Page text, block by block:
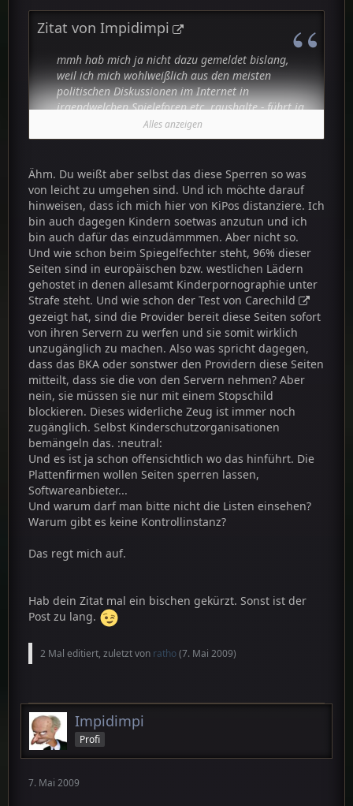
Zitat von Impidimpi
mmh hab mich ja nicht dazu gemeldet bislang,
weil ich mich wohlweißlich aus den meisten
politischen Diskussionen im Internet in
irgendwelchen Spieleforen etc. raushalte - führt ja
auch meist zu nichts (muss man einfach mal so
sagen)
Deshalb will ich auch NUN nicht eine große
Diskussion vom Damm brechen... aber eine Sache
gebe ich schon zu bedenken: Es geht ja dadrum,
Internetseiten so weit es geht zu
sperren/boykottieren/den Zugang erschweren zum
allgemeinen Schutz vor dem (wo wir uns wohl alle
einig sind) furchbaren Verbrechen der
Kinderpornographie. So. Nun das, was ich zu
bedenken gebe: was genau ist daran anders, wenn
ich diese Seiten sperre, was meiner Meinung nach
vollkommen in Ordnung ist, da das gegen ein
Gesetz verstößt, welches ich moralisch nur
befürworten kann (also Verbot von
Kinderpornographie), als die einfache Tatsache,
dass es in Deutschland verboten ist zu morden.
Ich habe extra diesen Krassen Vergleich gewählt,
du kannst das auf beliebige andere Straftaten
ausweiten. Vor Mord, der illegal ist, soll also
geschützt werden, vor Kinderpornographie aber
nicht? Beides sind auf ihre Weise "Zensuren" oder
sagen wir mal "Einschränkungen der Freiheit". Die
eigene Freiheit hört an der Stelle auf, an der die
Freiheit des anderen verletzt wird, wobei du bei
letzterem auch Freiheit durch "Würde" ersetzen
kannst. Nun ist es die Frage: was greift unsere
Würde bzw. die Würde einzelner Personen mehr
Internetseiten, d.h. Zensur von sowieso illegalen
Inhalten, oder das "Recht" des Menschen auf
100%ige Freiheit von Zensur? Also mir persönlich
Welche, sollte dem aufmerksamen Leser klar sein
(...)
und zum BVG, welches wie du sagst das Ding
vermutlich stoppen wird:
beschrieben, ebenfalls verletzt, welcher höher zu
Alles anzeigen
Ähm. Du weißt aber selbst das diese Sperren so was
von leicht zu umgehen sind. Und ich möchte darauf
hinweisen, dass ich mich hier von KiPos distanziere. Ich
bin auch dagegen Kindern soetwas anzutun und ich
bin auch dafür das einzudämmmen. Aber nicht so.
Und wie schon beim Spiegelfechter steht, 96% dieser
Seiten sind in europäischen bzw. westlichen Lädern
gehostet in denen allesamt Kinderpornographie unter
Strafe steht. Und wie schon der Test von Carechild
gezeigt hat, sind die Provider bereit diese Seiten sofort
von ihren Servern zu werfen und sie somit wirklich
unzugänglich zu machen. Also was spricht dagegen,
dass das BKA oder sonstwer den Providern diese Seiten
mitteilt, dass sie die von den Servern nehmen? Aber
nein, sie müssen sie nur mit einem Stopschild
blockieren. Dieses widerliche Zeug ist immer noch
zugänglich. Selbst Kinderschutzorganisationen
bemängeln das. :neutral:
Und es ist ja schon offensichtlich wo das hinführt. Die
Plattenfirmen wollen Seiten sperren lassen,
Softwareanbieter...
Und warum darf man bitte nicht die Listen einsehen?
Warum gibt es keine Kontrollinstanz?
Das regt mich auf.
Hab dein Zitat mal ein bischen gekürzt. Sonst ist der
Post zu lang.
2 Mal editiert, zuletzt von ratho(7. Mai 2009)
Impidimpi
Profi
7. Mai 2009